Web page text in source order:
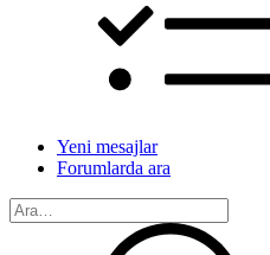
Yeni mesajlar
Forumlarda ara